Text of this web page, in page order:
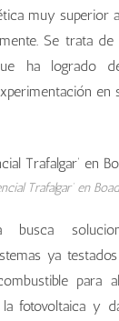
muy superior
Se trata
ha logrado
en
Trafalgar’ en
busca
ya
para
fotovoltaica y